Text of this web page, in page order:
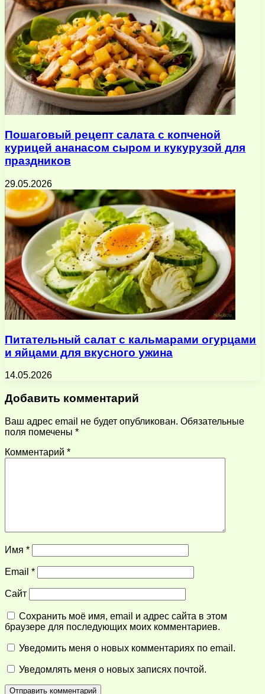
Пошаговый рецепт салата с копченой
курицей ананасом сыром и кукурузой для
праздников
29.05.2026
Питательный салат с кальмарами огурцами
и яйцами для вкусного ужина
14.05.2026
Добавить комментарий
Ваш адрес email не будет опубликован. Обязательные
поля помечены *
Комментарий *
Имя *
Email *
Сайт
Сохранить моё имя, email и адрес сайта в этом
браузере для последующих моих комментариев.
Уведомить меня о новых комментариях по email.
Уведомлять меня о новых записях почтой.